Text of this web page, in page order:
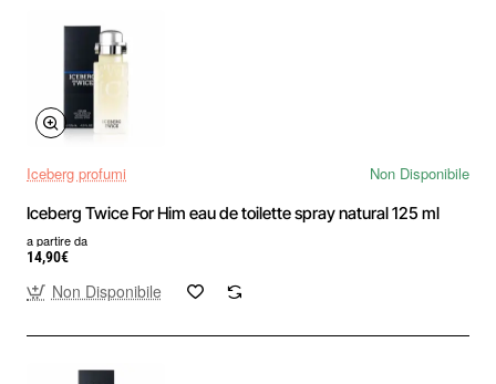
Iceberg profumi
Non Disponibile
Iceberg Twice For Him eau de toilette spray natural 125 ml
a partire da
14,90€
Non Disponibile